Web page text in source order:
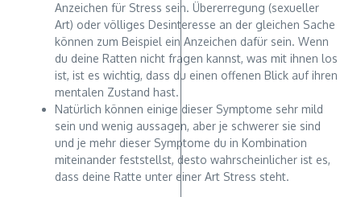
Anzeichen für Stress sein. Übererregung (sexueller
Art) oder völliges Desinteresse an der gleichen Sache
können zum Beispiel ein Anzeichen dafür sein. Wenn
du deine Ratten nicht fragen kannst, was mit ihnen los
ist, ist es wichtig, dass du einen offenen Blick auf ihren
mentalen Zustand hast.
Natürlich können einige dieser Symptome sehr mild
sein und wenig aussagen, aber je schwerer sie sind
und je mehr dieser Symptome du in Kombination
miteinander feststellst, desto wahrscheinlicher ist es,
dass deine Ratte unter einer Art Stress steht.